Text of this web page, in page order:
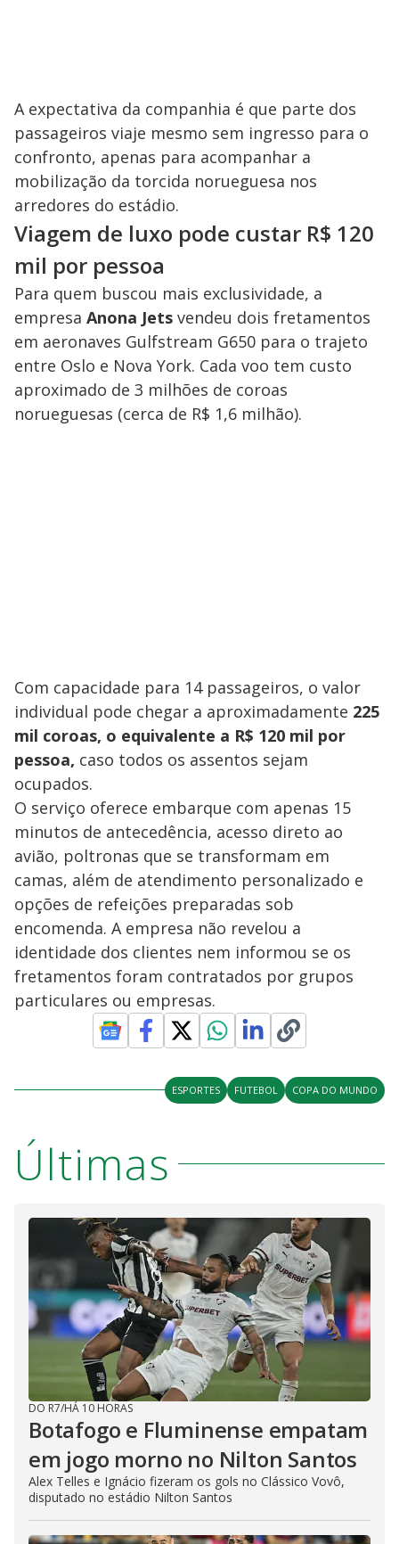
A expectativa da companhia é que parte dos
passageiros viaje mesmo sem ingresso para o
confronto, apenas para acompanhar a
mobilização da torcida norueguesa nos
arredores do estádio.
Viagem de luxo pode custar R$ 120
mil por pessoa
Para quem buscou mais exclusividade, a
empresa Anona Jets vendeu dois fretamentos
em aeronaves Gulfstream G650 para o trajeto
entre Oslo e Nova York. Cada voo tem custo
aproximado de 3 milhões de coroas
norueguesas (cerca de R$ 1,6 milhão).
Com capacidade para 14 passageiros, o valor
individual pode chegar a aproximadamente 225
mil coroas, o equivalente a R$ 120 mil por
pessoa, caso todos os assentos sejam
ocupados.
O serviço oferece embarque com apenas 15
minutos de antecedência, acesso direto ao
avião, poltronas que se transformam em
camas, além de atendimento personalizado e
opções de refeições preparadas sob
encomenda. A empresa não revelou a
identidade dos clientes nem informou se os
fretamentos foram contratados por grupos
particulares ou empresas.
ESPORTES FUTEBOL COPA DO MUNDO
Últimas
DO R7/HÁ 10 HORAS
Botafogo e Fluminense empatam
em jogo morno no Nilton Santos
Alex Telles e Ignácio fizeram os gols no Clássico Vovô,
disputado no estádio Nilton Santos